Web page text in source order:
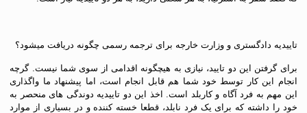
تاییدیه دادگستری و وزارت خارجه برای ترجمه رسمی چگونه دریافت میشود؟
برای گرفتن این دو تایید، نیازی به هیچگونه اقدامی از سوی شما نیست. گرچه
انجام این کار توسط خود شما هم قابل انجام است، اما پیشنهاد ما واگذاری
این مهم به فرد آگاه و کاربلد است. اخذ این دو تاییدیه دوندگی های منحصر به
خود را داشته که برای یک فرد نابلد، قطعا خسته کننده و در بسیاری از موارد